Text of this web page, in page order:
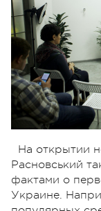
На открытии
Расновський
фактами о
Украине.